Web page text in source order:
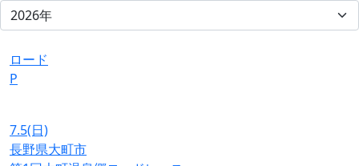
ロード
P
7.5(日)
長野県大町市